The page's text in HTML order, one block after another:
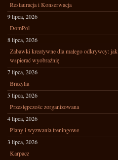
Restauracja i Konserwacja
9 lipca, 2026
DomPol
8 lipca, 2026
Zabawki kreatywne dla małego odkrywcy: jak
wspierać wyobraźnię
7 lipca, 2026
Brazylia
5 lipca, 2026
Przestępczośc zorganizowana
4 lipca, 2026
Plany i wyzwania treningowe
3 lipca, 2026
Karpacz